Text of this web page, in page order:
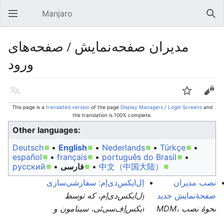
Open main menu Manjaro
مدیران صفحه‌نمایش / صفحه‌های
ورود
Language Watch Edit
This page is a translated version of the page Display Managers / Login Screensand
the translation is 100% complete.
Other languages:
Deutsch
• ‎ English • ‎ Nederlands • ‎ Türkçe
•
español • ‎ français • ‎ português do Brasil
•
русский • ‎ فارسی • ‎ 中文（中国大陆）‎
نصب مدیران
صفحهٔ‌نمایش جدید
نحوهٔ نصب MDM،
اِل‌ایکس‌دی‌اِم: سفارشی‌سازی
اِل‌ایکس‌دی‌اِم، که توسط
ایکس‌اِف‌سی‌ئی، سینامون و